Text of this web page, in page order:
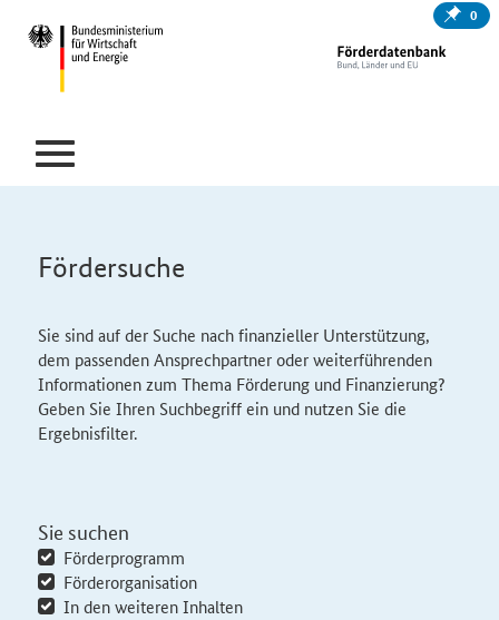
0
Fördersuche
Sie sind auf der Suche nach finanzieller Unterstützung,
dem passenden Ansprechpartner oder weiterführenden
Informationen zum Thema Förderung und Finanzierung?
Geben Sie Ihren Suchbegriff ein und nutzen Sie die
Ergebnisfilter.
Sie suchen
Förderprogramm
Förderorganisation
In den weiteren Inhalten